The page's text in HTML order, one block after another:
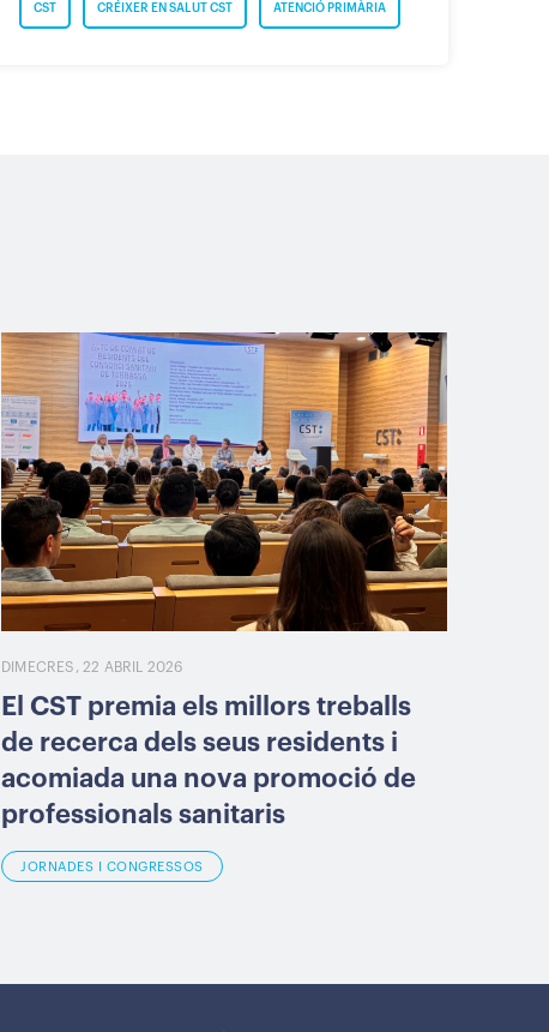
ATENCIÓ PRIMÀRIA
CRÉIXER EN SALUT CST
CST
DIMECRES, 22 ABRIL 2026
El CST premia els millors treballs
de recerca dels seus residents i
acomiada una nova promoció de
professionals sanitaris
JORNADES I CONGRESSOS